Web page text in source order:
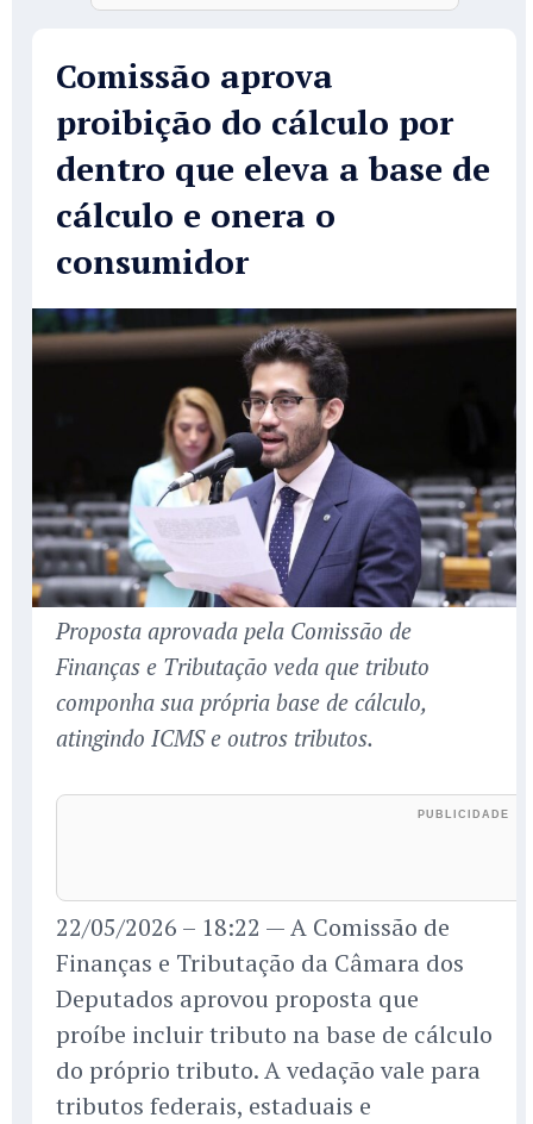
Comissão aprova
proibição do cálculo por
dentro que eleva a base de
cálculo e onera o
consumidor
Proposta aprovada pela Comissão de
Finanças e Tributação veda que tributo
componha sua própria base de cálculo,
atingindo ICMS e outros tributos.
22/05/2026 – 18:22 — A Comissão de
Finanças e Tributação da Câmara dos
Deputados aprovou proposta que
proíbe incluir tributo na base de cálculo
do próprio tributo. A vedação vale para
tributos federais, estaduais e